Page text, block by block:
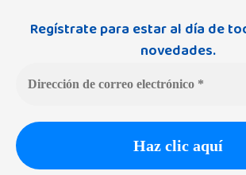
a
t
s
a
Regístrate para estar al día de
novedades.